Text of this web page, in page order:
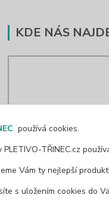
KDE NÁS
používá cookies.
TŘINEC.cz
Vám ty nejlepší
s uložením cookies do